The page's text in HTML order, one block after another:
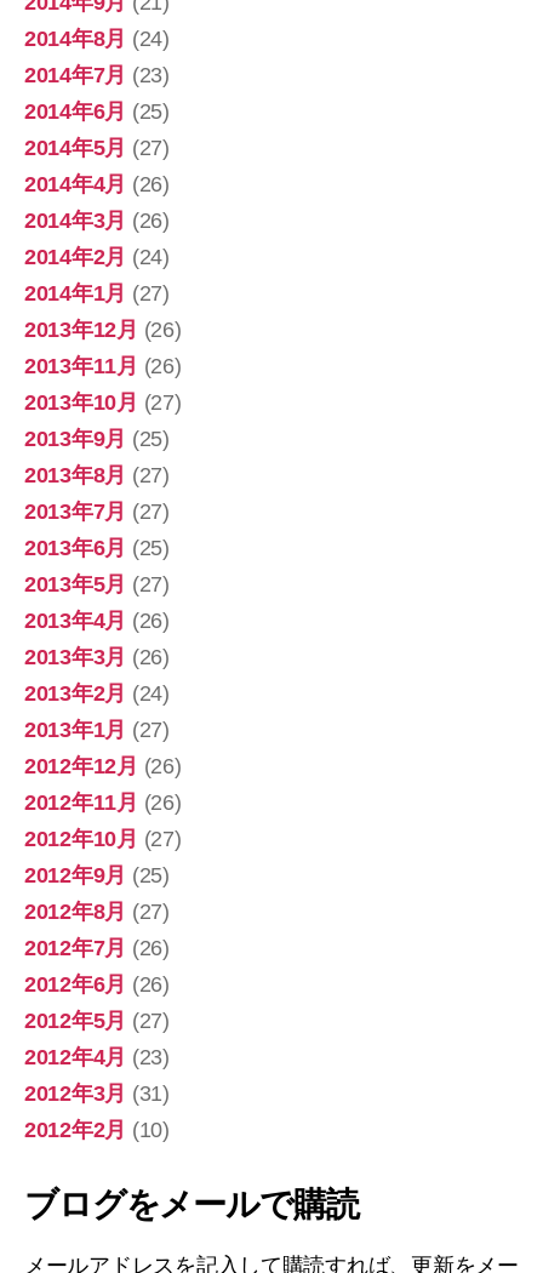
2014年8月 (24)
2014年7月 (23)
2014年6月 (25)
2014年5月 (27)
2014年4月 (26)
2014年3月 (26)
2014年2月 (24)
2014年1月 (27)
2013年12月 (26)
2013年11月 (26)
2013年10月 (27)
2013年9月 (25)
2013年8月 (27)
2013年7月 (27)
2013年6月 (25)
2013年5月 (27)
2013年4月 (26)
2013年3月 (26)
2013年2月 (24)
2013年1月 (27)
2012年12月 (26)
2012年11月 (26)
2012年10月 (27)
2012年9月 (25)
2012年8月 (27)
2012年7月 (26)
2012年6月 (26)
2012年5月 (27)
2012年4月 (23)
2012年3月 (31)
2012年2月 (10)
ブログをメールで購読
メールアドレスを記入して購読すれば、更新をメー